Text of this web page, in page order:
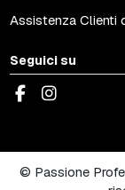
Assistenza Clienti
Seguici su
© Passione